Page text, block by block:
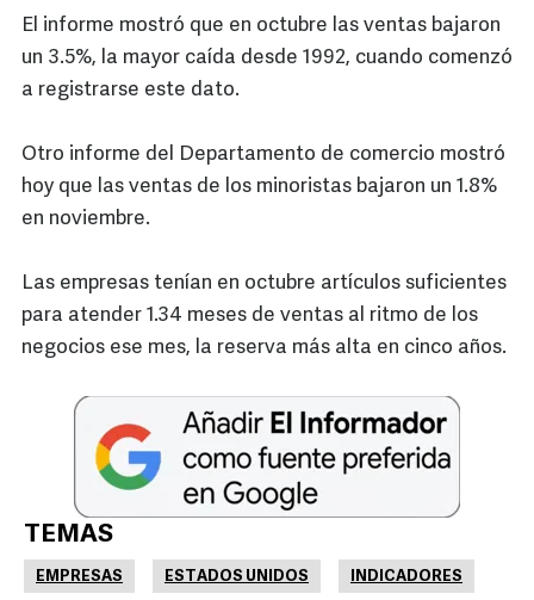
El informe mostró que en octubre las ventas bajaron
un 3.5%, la mayor caída desde 1992, cuando comenzó
a registrarse este dato.
Otro informe del Departamento de comercio mostró
hoy que las ventas de los minoristas bajaron un 1.8%
en noviembre.
Las empresas tenían en octubre artículos suficientes
para atender 1.34 meses de ventas al ritmo de los
negocios ese mes, la reserva más alta en cinco años.
TEMAS
EMPRESAS ESTADOS UNIDOS INDICADORES